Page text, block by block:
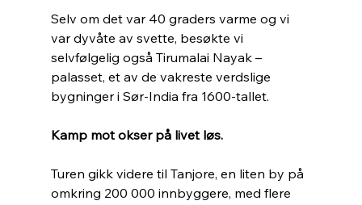
Selv om det var 40 graders varme og vi
var dyvåte av svette, besøkte vi
selvfølgelig også Tirumalai Nayak –
palasset, et av de vakreste verdslige
bygninger i Sør-India fra 1600-tallet.
Kamp mot okser på livet løs.
Turen gikk videre til Tanjore, en liten by på
omkring 200 000 innbyggere, med flere